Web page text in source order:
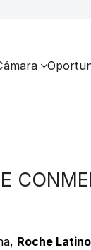
Roche